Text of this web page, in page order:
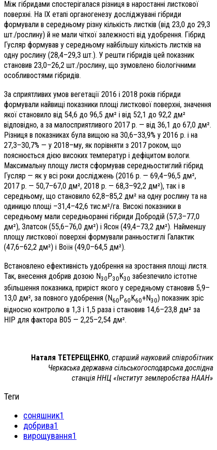
Між гібридами спостерігалася різниця в наростанні листкової
поверхні. На ІХ етапі органогенезу досліджувані гібриди
формували в середньому різну кількість листків (від 23,0 до 29,3
шт./рослину) й не мали чіткої залежності від удобрення. Гібрид
Гусляр формував у середньому найбільшу кількість листків на
одну рослину (28,4–29,3 шт.). У решти гібридів цей показник
становив 23,0–26,2 шт./рослину, що зумовлено біо­логічними
особливостями гібридів.
За сприятливих умов вегетації 2016 і 2018 років гібриди
формували найвищі показники площі листкової поверхні, значення
якої становило від 54,6 до 96,5 дм² і від 52,1 до 92,2 дм²
відповідно, а за малосприятливого 2017 р. — від 36,1 до 67,0 дм².
Різниця в показниках була вищою на 30,6–33,9% у 2016 р. і на
27,3–30,7% — у 2018–му, як порівняти з 2017 роком, що
пояснюється дією високих температур і дефіцитом вологи.
Максимальну площу листя сформував середньостиглий гібрид
Гусляр — як у всі роки досліджень (2016 р. — 69,4–96,5 дм²,
2017 р. — 50,7–67,0 дм², 2018 р. — 68,3–92,2 дм²), так і в
середньому, що становило 62,8–85,2 дм² на одну рослину та на
одиницю площі –31,4–42,6 тис.м²/га. Високі показники в
середньому мали середньоранні гібриди Добродій (57,3–77,0
дм²), Златсон (55,6–76,0 дм²) і Ясон (49,4–73,2 дм²). Найменшу
площу листкової поверхні формували ранньостиглі Галактик
(47,6–62,2 дм²) і Воїн (49,0–64,5 дм²).
Встановлено ефективність удобрення на зростання площі листя.
Так, внесення добрив дозою N30P30K30 забезпечило істотне
збільшення показника, приріст якого у середньому становив 5,9–
13,0 дм², за повного удобрення (N60P60K60+N30) показник зріс
відносно контролю в 1,3 і 1,5 раза і становив 14,6–23,8 дм² за
НІР для фактора В05 — 2,25–2,54 дм².
Наталя ТЕТЕРЕЩЕНКО, старший науковий співробітник
Черкаська державна сільськогосподарська дослідна
станція ННЦ «Інститут землеробства НААН»
Теги
соняшник1
добрива1
вирощування1